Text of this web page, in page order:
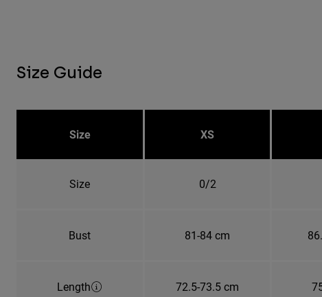
Size Guide
Size XS
Size 0/2
Bust 81-84 cm
Length 72.5-73.5 cm